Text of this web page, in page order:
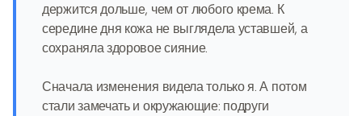
держится дольше, чем от любого крема. К
середине дня кожа не выглядела уставшей, а
сохраняла здоровое сияние.
Сначала изменения видела только я. А потом
стали замечать и окружающие: подруги